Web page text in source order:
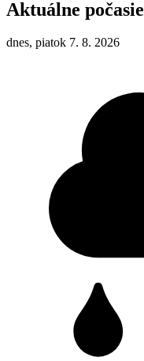
Aktuálne počasie
dnes, piatok 7. 8. 2026